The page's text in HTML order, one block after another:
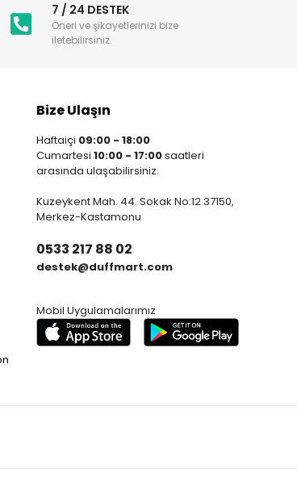
7 / 24 DESTEK
Öneri ve şikayetlerinizi bize
iletebilirsiniz.
Bize Ulaşın
Haftaiçi 09:00 - 18:00
Cumartesi 10:00 - 17:00saatleri
arasında ulaşabilirsiniz.
Kuzeykent Mah. 44. Sokak No:12 37150,
Merkez-Kastamonu
0533 217 88 02
destek@duffmart.com
Mobil Uygulamalarımız